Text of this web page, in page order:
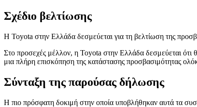
Σχέδιο βελτίωσης
Η Toyota στην Ελλάδα δεσμεύεται για τη βελτίωση της
Στο προσεχές μέλλον, η Toyota στην Ελλάδα δεσμεύεται ότι
μια πλήρη επισκόπηση της κατάστασης προσβασιμότητας
Σύνταξη της παρούσας δήλωσης
Η πιο πρόσφατη δοκιμή στην οποία υποβλήθηκαν αυτά τα